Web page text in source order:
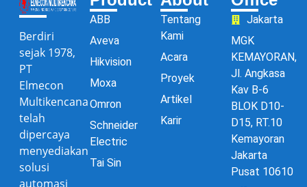
Berdiri
sejak 1978,
PT
Elmecon
Multikencana
telah
dipercaya
menyediakan
solusi
automasi
ABB
Aveva
Hikvision
Moxa
Omron
Schneider
Electric
Tai Sin
Tentang
Kami
Acara
Proyek
Artikel
Karir
Jakarta
MGK
KEMAYORAN,
Jl. Angkasa
Kav B-6
BLOK D10-
D15, RT.10
Kemayoran
Jakarta
Pusat 10610